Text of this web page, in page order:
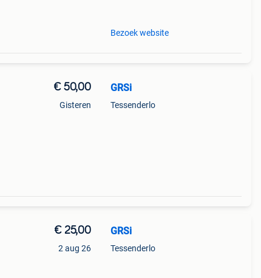
Bezoek website
€ 50,00
Gisteren
GRSi
Tessenderlo
€ 25,00
2 aug 26
GRSi
Tessenderlo